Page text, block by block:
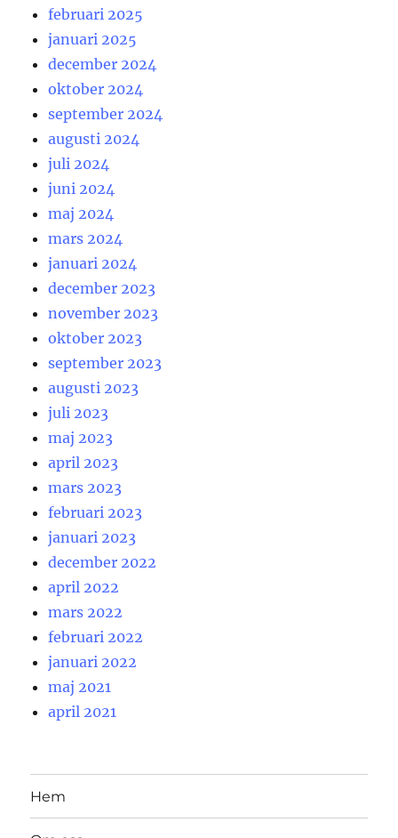
februari 2025
januari 2025
december 2024
oktober 2024
september 2024
augusti 2024
juli 2024
juni 2024
maj 2024
mars 2024
januari 2024
december 2023
november 2023
oktober 2023
september 2023
augusti 2023
juli 2023
maj 2023
april 2023
mars 2023
februari 2023
januari 2023
december 2022
april 2022
mars 2022
februari 2022
januari 2022
maj 2021
april 2021
Hem